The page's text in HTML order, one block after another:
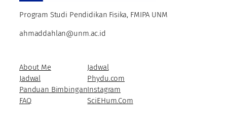
Program Studi Pendidikan Fisika, FMIPA UNM
ahmaddahlan@unm.ac.id
About Me
Jadwal
Panduan Bimbingan
FAQ
Jadwal
Phydu.com
Instagram
SciEHum.Com